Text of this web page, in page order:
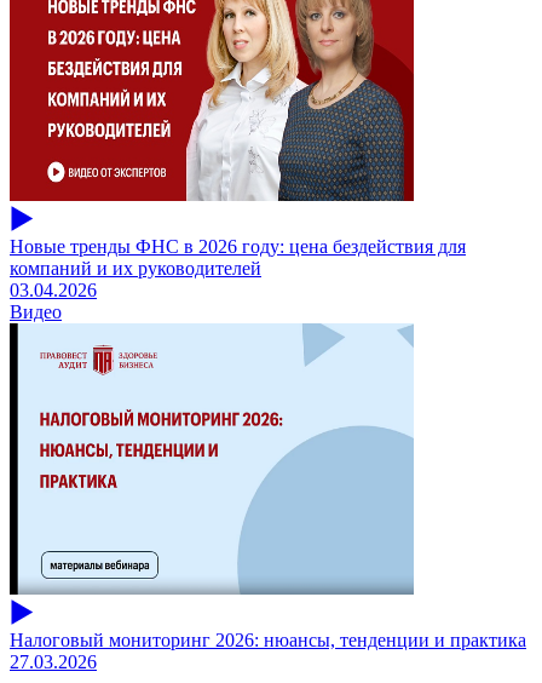
Новые тренды ФНС в 2026 году: цена бездействия для
компаний и их руководителей
03.04.2026
Видео
Налоговый мониторинг 2026: нюансы, тенденции и практика
27.03.2026